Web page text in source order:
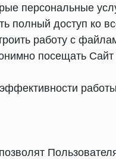
персональные
полный доступ ко
работу с
посещать